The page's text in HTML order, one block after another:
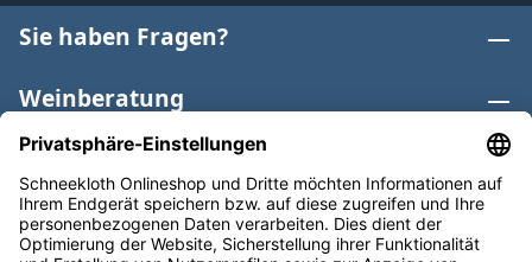
Sie haben Fragen?
Weinberatung
Informationen
Weinkategorien